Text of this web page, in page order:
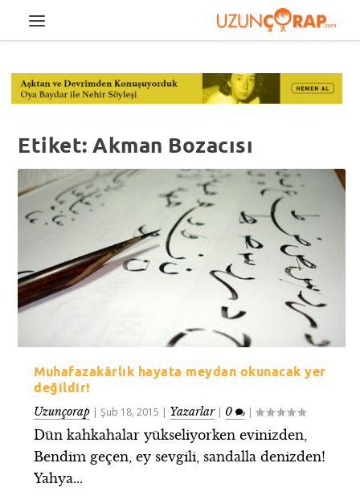
Etiket:Akman Bozacısı
Muhafazakârlık hayata meydan okunacak yer
değildir!
Uzunçorap |Şub 18, 2015 | Yazarlar| 0 |
Dün kahkahalar yükseliyorken evinizden,
Bendim geçen, ey sevgili, sandalla denizden!
Yahya...